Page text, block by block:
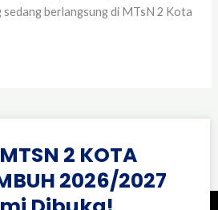
berlangsung di MTsN 2 Kota
2 KOTA
2026/2027